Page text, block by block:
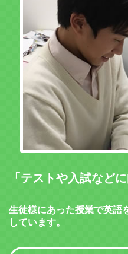
「テストや入試など
生徒様にあった授業で英語
しています。